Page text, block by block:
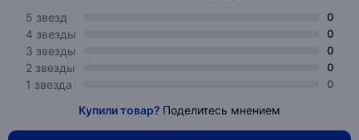
5 звезд
0
4 звезды 0
3 звезды 0
2 звезды 0
1 звезда 0
Купили товар? Поделитесь мнением